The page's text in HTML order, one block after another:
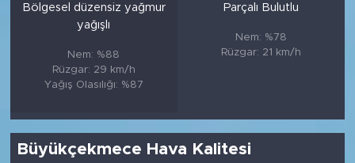
Bölgesel düzensiz yağmur
yağışlı
Nem: %88
Rüzgar: 29 km/h
Yağış Olasılığı: %87
Parçalı Bulutlu
Nem: %78
Rüzgar: 21 km/h
Büyükçekmece Hava Kalitesi